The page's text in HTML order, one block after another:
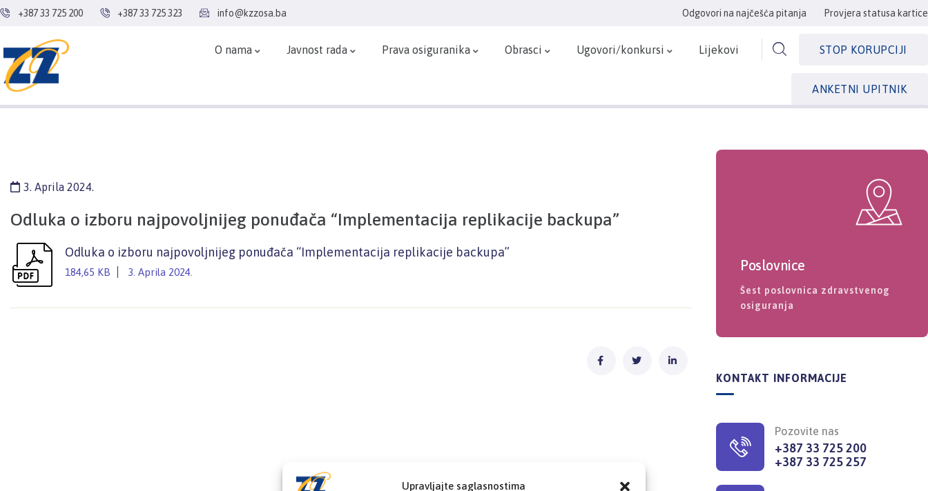
Upravljajte saglasnostima
+387 33 725 200 +387 33 725 323 info@kzzosa.ba Odgovori na najčešća pitanja Provjera statusa kartice
O nama Javnost rada Prava osiguranika Obrasci Ugovori/konkursi Lijekovi STOP KORUPCIJI
ANKETNI UPITNIK
3. Aprila 2024.
Odluka o izboru najpovoljnijeg ponuđača “Implementacija replikacije backupa”
Odluka o izboru najpovoljnijeg ponuđača “Implementacija replikacije backupa”
184,65 KB 3. Aprila 2024. Poslovnice
Šest poslovnica zdravstvenog
osiguranja
KONTAKT INFORMACIJE
Pozovite nas
+387 33 725 200
+387 33 725 257